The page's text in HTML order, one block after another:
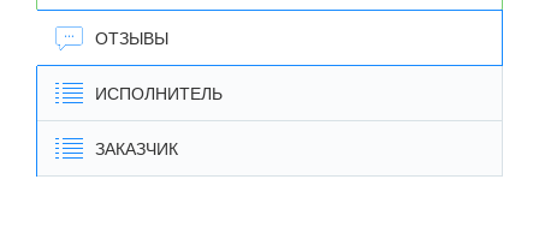
ОТЗЫВЫ
ИСПОЛНИТЕЛЬ
ЗАКАЗЧИК